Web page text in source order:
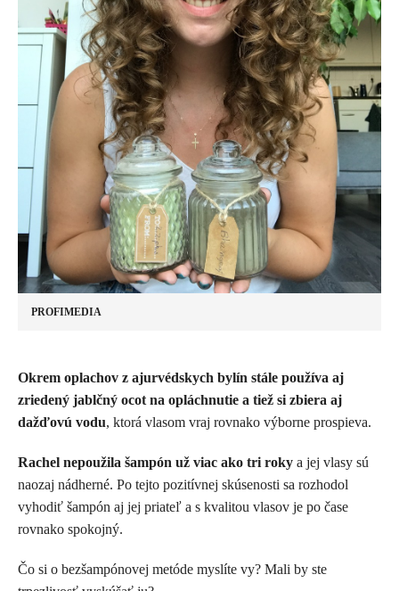
PROFIMEDIA
Okrem oplachov z ajurvédskych bylín stále používa aj
zriedený jablčný ocot na opláchnutie a tiež si zbiera aj
dažďovú vodu, ktorá vlasom vraj rovnako výborne prospieva.
Rachel nepoužila šampón už viac ako tri roky a jej vlasy sú
naozaj nádherné. Po tejto pozitívnej skúsenosti sa rozhodol
vyhodiť šampón aj jej priateľ a s kvalitou vlasov je po čase
rovnako spokojný.
Čo si o bezšampónovej metóde myslíte vy? Mali by ste